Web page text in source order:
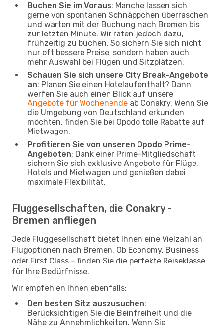
Buchen Sie im Voraus: Manche lassen sich
gerne von spontanen Schnäppchen überraschen
und warten mit der Buchung nach Bremen bis
zur letzten Minute. Wir raten jedoch dazu,
frühzeitig zu buchen. So sichern Sie sich nicht
nur oft bessere Preise, sondern haben auch
mehr Auswahl bei Flügen und Sitzplätzen.
Schauen Sie sich unsere City Break-Angebote
an: Planen Sie einen Hotelaufenthalt? Dann
werfen Sie auch einen Blick auf unsere
Angebote für Wochenende ab Conakry. Wenn Sie
die Umgebung von Deutschland erkunden
möchten, finden Sie bei Opodo tolle Rabatte auf
Mietwagen.
Profitieren Sie von unseren Opodo Prime-
Angeboten: Dank einer Prime-Mitgliedschaft
sichern Sie sich exklusive Angebote für Flüge,
Hotels und Mietwagen und genießen dabei
maximale Flexibilität.
Fluggesellschaften, die Conakry -
Bremen anfliegen
Jede Fluggesellschaft bietet Ihnen eine Vielzahl an
Flugoptionen nach Bremen. Ob Economy, Business
oder First Class – finden Sie die perfekte Reiseklasse
für Ihre Bedürfnisse.
Wir empfehlen Ihnen ebenfalls:
Den besten Sitz auszusuchen:
Berücksichtigen Sie die Beinfreiheit und die
Nähe zu Annehmlichkeiten. Wenn Sie